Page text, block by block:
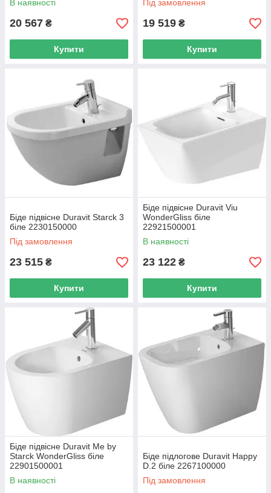
В наявності
20 567 ₴
Купити
Під замовлення
19 519 ₴
Купити
Біде підвісне Duravit Starck 3
біле 2230150000
Під замовлення
23 515 ₴
Купити
Біде підвісне Duravit Viu
WonderGliss біле
22921500001
В наявності
23 122 ₴
Купити
Біде підвісне Duravit Me by
Starck WonderGliss біле
22901500001
В наявності
Біде підлогове Duravit Happy
D.2 біле 2267100000
Під замовлення